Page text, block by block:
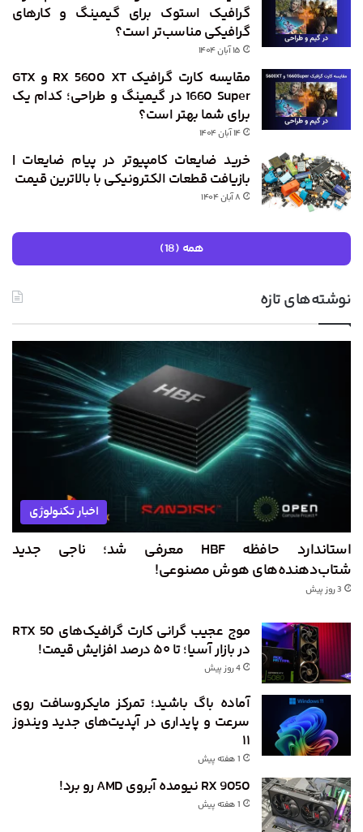
گرافیک استوک برای گیمینگ و کارهای
گرافیکی مناسب‌تر است؟
۱۵ آبان ۱۴۰۴
مقایسه کارت گرافیک RX 5600 XT و GTX
1660 Super در گیمینگ و طراحی؛ کدام ‌یک
برای شما بهتر است؟
۱۴ آبان ۱۴۰۴
خرید ضایعات کامپیوتر در پیام ضایعات |
بازیافت قطعات الکترونیکی با بالاترین قیمت
۸ آبان ۱۴۰۴
همه (18)
نوشته‌های تازه
اخبار تکنولوژی
استاندارد حافظه HBF معرفی شد؛ ناجی جدید
شتاب‌دهنده‌های هوش مصنوعی!
3 روز پیش
موج عجیب گرانی کارت گرافیک‌های RTX 50
در بازار آسیا؛ تا ۵۰ درصد افزایش قیمت!
4 روز پیش
آماده باگ باشید؛ تمرکز مایکروسافت روی
سرعت و پایداری در آپدیت‌های جدید ویندوز
۱۱
1 هفته پیش
RX 9050 نیومده آبروی AMD رو برد!
1 هفته پیش